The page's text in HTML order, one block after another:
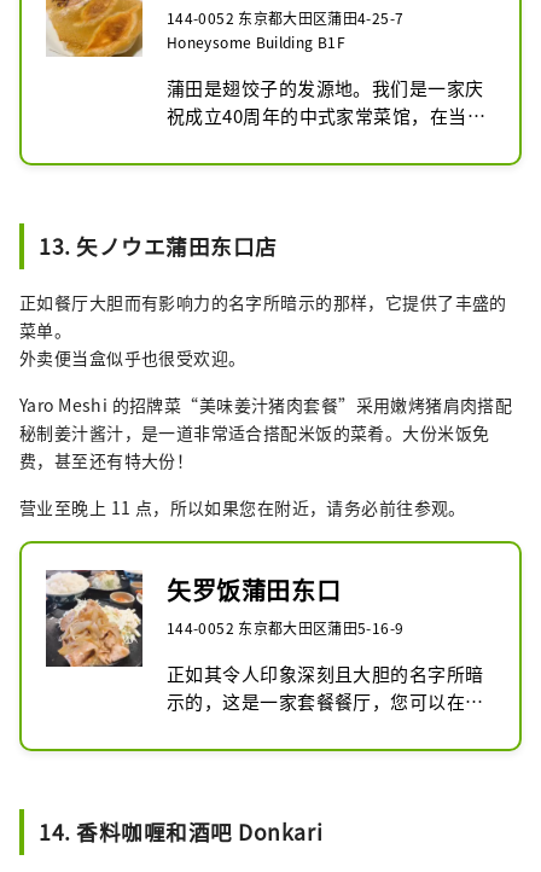
144-0052 东京都大田区蒲田4-25-7
Honeysome Building B1F
蒲田是翅饺子的发源地。我们是一家庆
祝成立40周年的中式家常菜馆，在当地
厅和别馆。
13. 矢ノウエ蒲田东口店
正如餐厅大胆而有影响力的名字所暗示的那样，它提供了丰盛的
菜单。
外卖便当盒似乎也很受欢迎。
Yaro Meshi 的招牌菜“美味姜汁猪肉套餐”采用嫩烤猪肩肉搭配
秘制姜汁酱汁，是一道非常适合搭配米饭的菜肴。大份米饭免
费，甚至还有特大份！
营业至晚上 11 点，所以如果您在附近，请务必前往参观。
矢罗饭蒲田东口
144-0052 东京都大田区蒲田5-16-9
正如其令人印象深刻且大胆的名字所暗
示的，这是一家套餐餐厅，您可以在这
欢迎。
14. 香料咖喱和酒吧 Donkari